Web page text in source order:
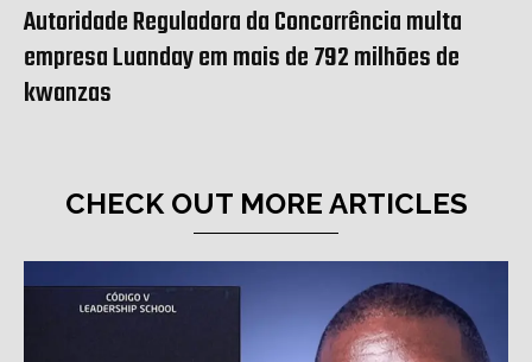
Autoridade Reguladora da Concorrência multa
empresa Luanday em mais de 792 milhões de
kwanzas
CHECK OUT MORE ARTICLES